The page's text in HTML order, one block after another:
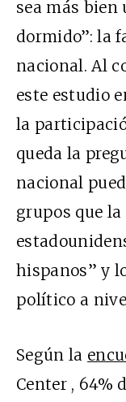
sea más
dormido”: la
nacional. Al
este estudio
la
queda la
nacional
grupos que la
hispanos” y
político a
Según la
Center , 64%